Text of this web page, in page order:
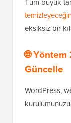
eksiksiz bir
🌐 Yöntem
Güncelle
WordPress,